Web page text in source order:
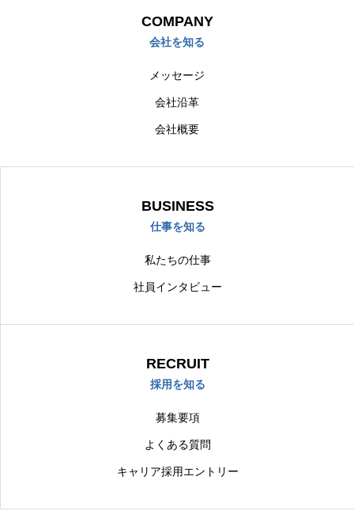
COMPANY
会社を知る
メッセージ
会社沿革
会社概要
BUSINESS
仕事を知る
私たちの仕事
社員インタビュー
RECRUIT
採用を知る
募集要項
よくある質問
キャリア採用エントリー